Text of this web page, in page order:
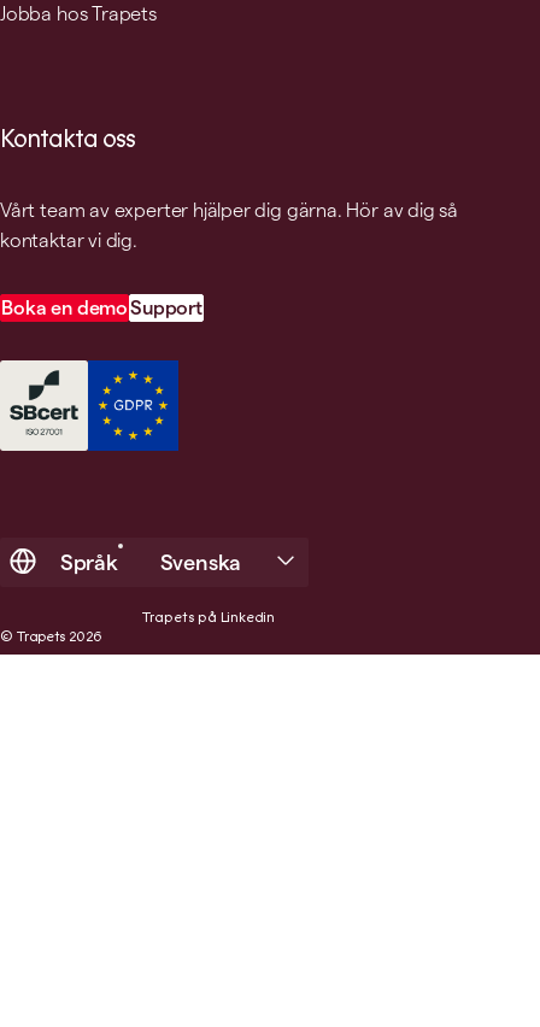
Jobba hos Trapets
Kontakta oss
Vårt team av experter hjälper dig gärna. Hör av dig så
kontaktar vi dig.
Boka en demoSupport
Språk Svenska
© Trapets 2026
Trapets på Linkedin